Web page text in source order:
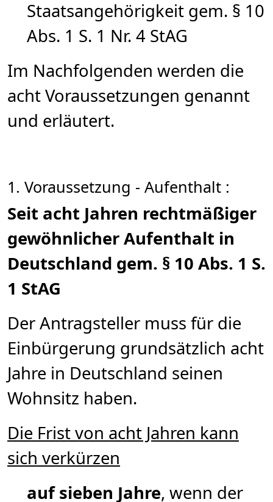
Staatsangehörigkeit gem. § 10
Abs. 1 S. 1 Nr. 4 StAG
Im Nachfolgenden werden die
acht Voraussetzungen genannt
und erläutert.
1. Voraussetzung - Aufenthalt :
Seit acht Jahren rechtmäßiger
gewöhnlicher Aufenthalt in
Deutschland gem. § 10 Abs. 1 S.
1 StAG
Der Antragsteller muss für die
Einbürgerung grundsätzlich acht
Jahre in Deutschland seinen
Wohnsitz haben.
Die Frist von acht Jahren kann
sich verkürzen
auf sieben Jahre, wenn der